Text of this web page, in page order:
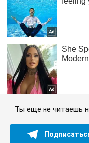
Ты еще не читаешь